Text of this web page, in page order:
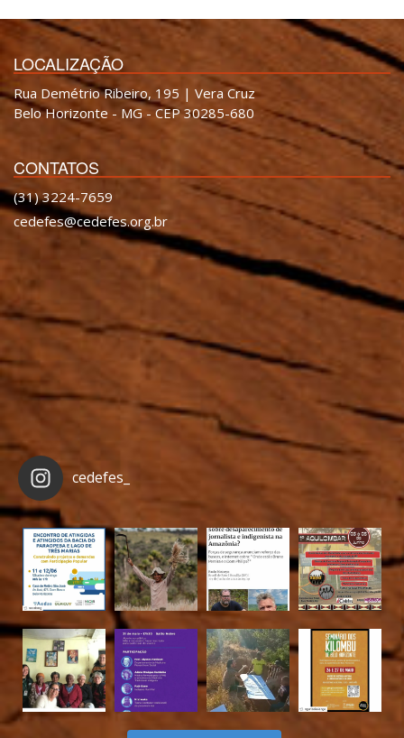
LOCALIZAÇÃO
Rua Demétrio Ribeiro, 195 | Vera Cruz
Belo Horizonte - MG - CEP 30285-680
CONTATOS
(31) 3224-7659
cedefes@cedefes.org.br
cedefes_